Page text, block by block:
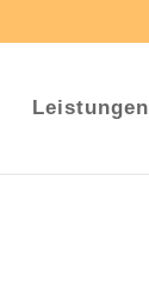
Leistungen